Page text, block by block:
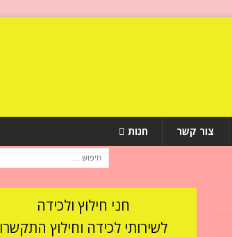
צור קשר חנות
חני חילוץ ולכידה
לשירותי לכידה וחילוץ התקשרו